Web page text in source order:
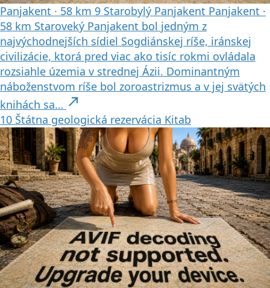
Panjakent · 58 km 9 Starobylý Panjakent Panjakent ·
58 km Staroveký Panjakent bol jedným z
najvýchodnejších sídiel Sogdiánskej ríše, iránskej
civilizácie, ktorá pred viac ako tisíc rokmi ovládala
rozsiahle územia v strednej Ázii. Dominantným
náboženstvom ríše bol zoroastrizmus a v jej svätých
knihách sa… north_east
10 Štátna geologická rezervácia Kitab